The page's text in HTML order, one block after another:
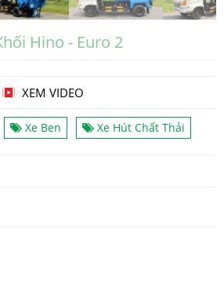
Hino - Euro 2
XEM VIDEO
Xe Ben Xe Hút Chất Thải